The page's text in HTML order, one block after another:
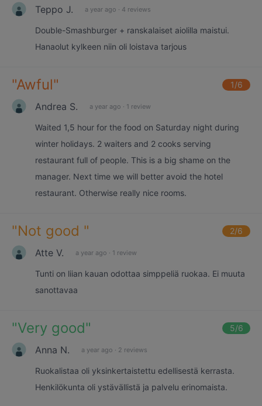
Teppo J. a year ago · 4 reviews
Double-Smashburger + ranskalaiset aiolilla maistui.
Hanaolut kylkeen niin oli loistava tarjous
"Awful" 1/6
Andrea S. a year ago · 1 review
Waited 1,5 hour for the food on Saturday night during
winter holidays. 2 waiters and 2 cooks serving
restaurant full of people. This is a big shame on the
manager. Next time we will better avoid the hotel
restaurant. Otherwise really nice rooms.
"Not good " 2/6
Atte V. a year ago · 1 review
Tunti on liian kauan odottaa simppeliä ruokaa. Ei muuta
sanottavaa
"Very good" 5/6
Anna N. a year ago · 2 reviews
Ruokalistaa oli yksinkertaistettu edellisestä kerrasta.
Henkilökunta oli ystävällistä ja palvelu erinomaista.